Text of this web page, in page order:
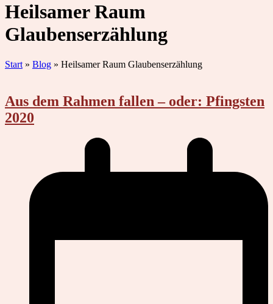
Heilsamer Raum
Glaubenserzählung
Start » Blog » Heilsamer Raum Glaubenserzählung
Aus dem Rahmen fallen – oder: Pfingsten
2020